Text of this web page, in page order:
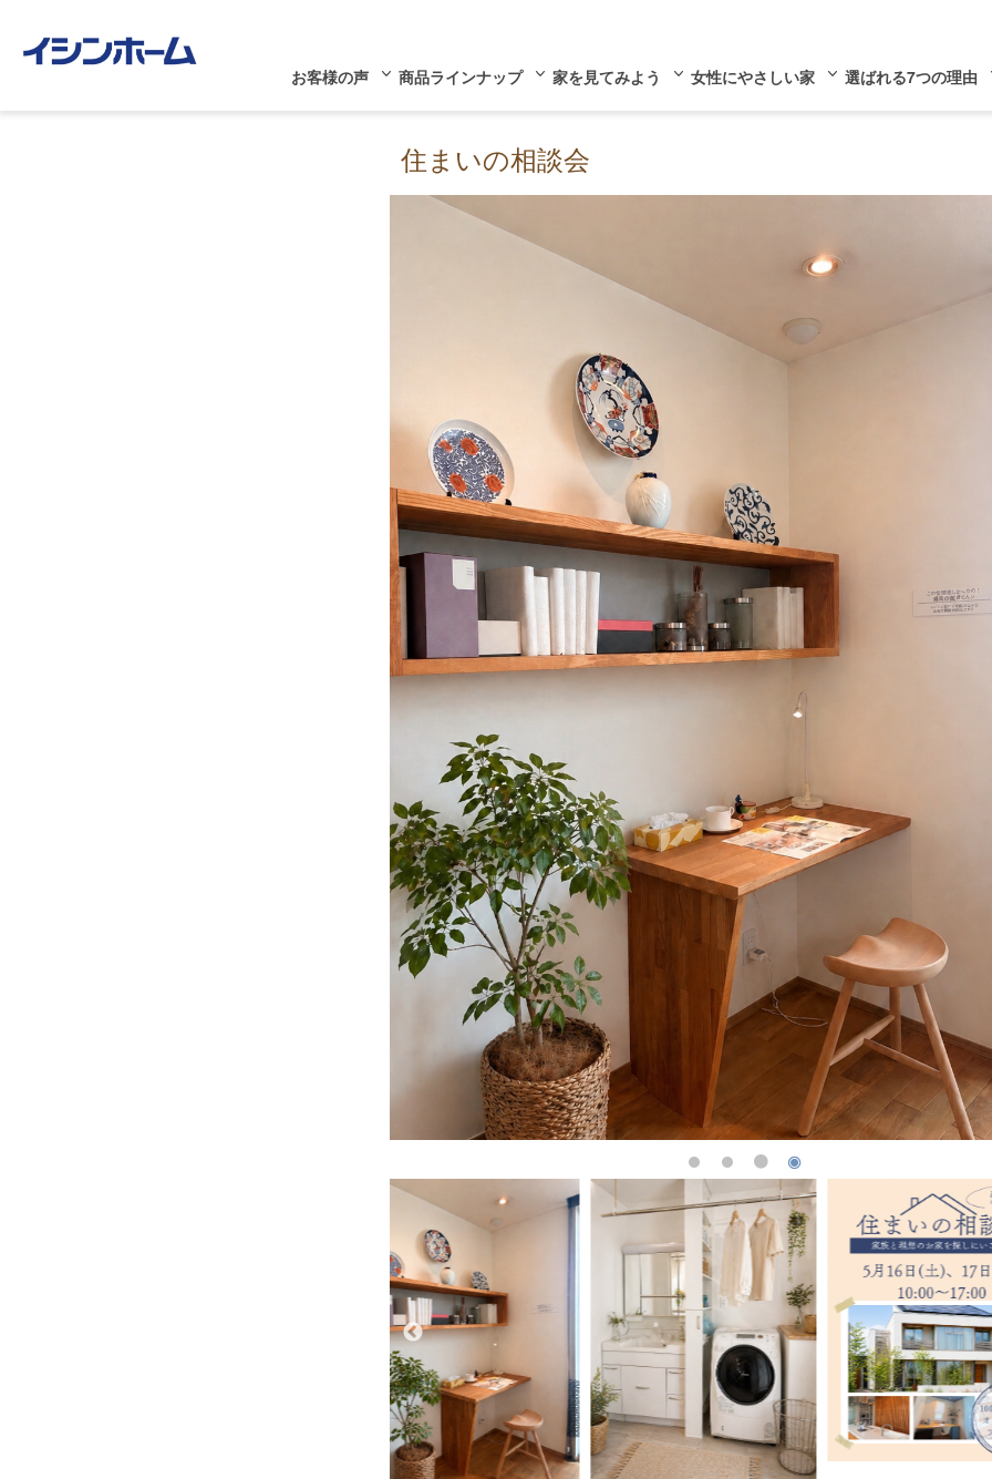
お客様の声
商品ラインナップ 家を見てみよう 女性にやさしい家 選ばれる7つの理由
住まいの相談会